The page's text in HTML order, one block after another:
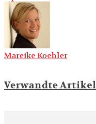
Mareike Koehler
Verwandte Artikel